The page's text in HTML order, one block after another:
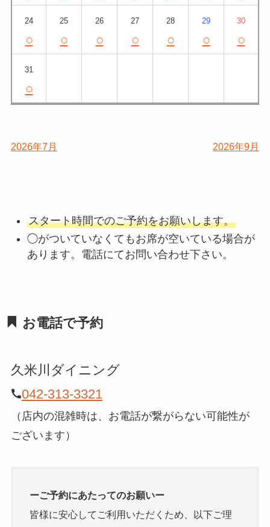
24
○
25
○
26
○
27
○
28
○
29
○
30
○
31
○
2026年7月 2026年9月
スタート時間でのご予約をお願いします。
◯がついていなくてもお席が空いている場合が
あります。電話にてお問い合わせ下さい。
お電話で予約
久米川ダイニング
042-313-3321
（店内の混雑時は、お電話が繋がらない可能性が
ございます）
ーご予約にあたってのお願いー
皆様に安心してご利用いただくため、以下ご理